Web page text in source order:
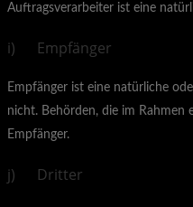
Auftragsverarbeiter ist eine
i) Empfänger
Empfänger ist eine natürliche
nicht. Behörden, die im Rahmen
Empfänger.
j) Dritter